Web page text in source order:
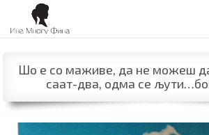
Шо е со маживе, да не можеш
саат-два, одма се